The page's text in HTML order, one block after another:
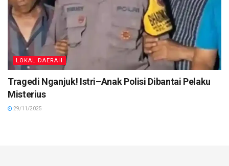
LOKAL DAERAH
Tragedi Nganjuk! Istri–Anak Polisi Dibantai Pelaku
Misterius
29/11/2025